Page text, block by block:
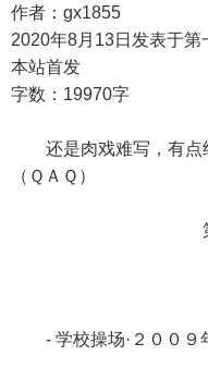
作者：gx1855
2020年8月13日发表于第
本站首发
字数：19970字
还是肉戏难写，有点
（ＱＡＱ）
第三章 前
（１
- 学校操场·２００９